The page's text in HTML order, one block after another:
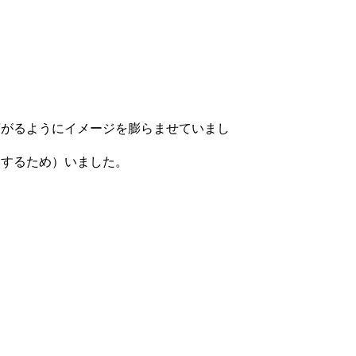
るようにイメージを膨らませていまし
るため）いました。